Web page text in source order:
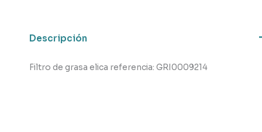
Descripción
Filtro de grasa elica referencia: GRI0009214